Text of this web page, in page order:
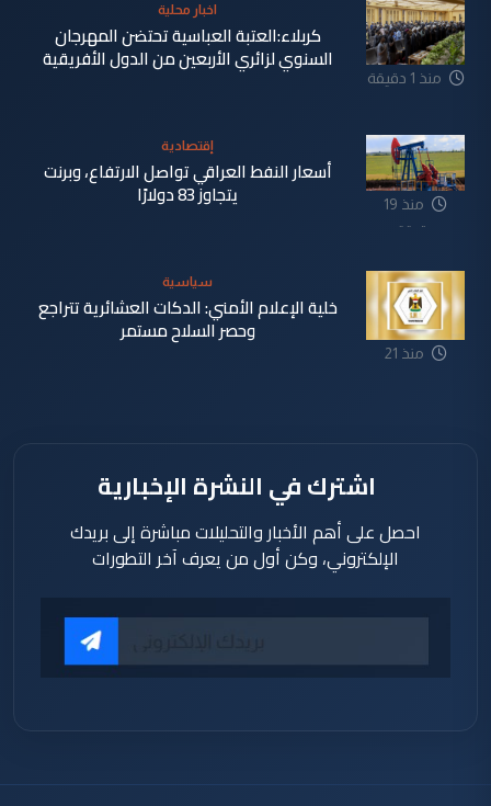
منذ 1 دقيقة
اخبار محلية
كربلاء:العتبة العباسية تحتضن المهرجان
السنوي لزائري الأربعين من الدول الأفريقية
منذ 19
دقيقة
إقتصادية
أسعار النفط العراقي تواصل الارتفاع، وبرنت
يتجاوز 83 دولارًا
منذ 21
سياسية
خلية الإعلام الأمني: الدكات العشائرية تتراجع
وحصر السلاح مستمر
اشترك في النشرة الإخبارية
احصل على أهم الأخبار والتحليلات مباشرة إلى بريدك
الإلكتروني، وكن أول من يعرف آخر التطورات